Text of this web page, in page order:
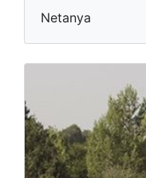
Netanya